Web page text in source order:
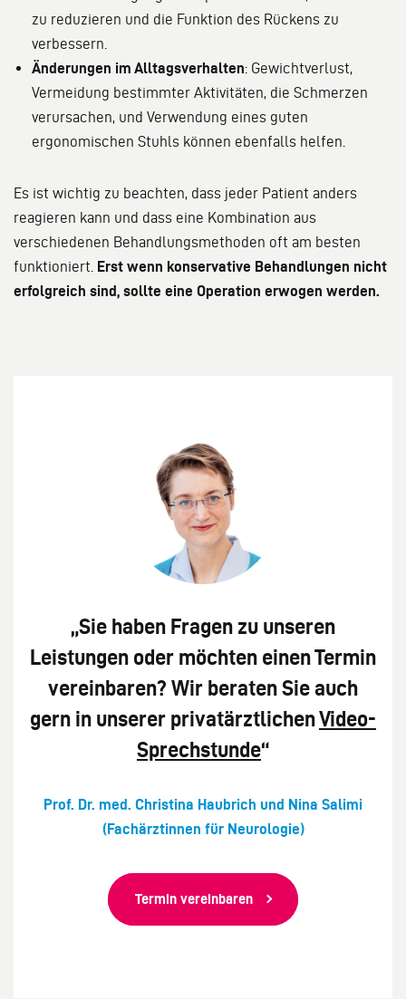
zu reduzieren und die Funktion des Rückens zu
verbessern.
Änderungen im Alltagsverhalten: Gewichtverlust,
Vermeidung bestimmter Aktivitäten, die Schmerzen
verursachen, und Verwendung eines guten
ergonomischen Stuhls können ebenfalls helfen.
Es ist wichtig zu beachten, dass jeder Patient anders
reagieren kann und dass eine Kombination aus
verschiedenen Behandlungsmethoden oft am besten
funktioniert. Erst wenn konservative Behandlungen nicht
erfolgreich sind, sollte eine Operation erwogen werden.
„Sie haben Fragen zu unseren
Leistungen oder möchten einen Termin
vereinbaren? Wir beraten Sie auch
gern in unserer privatärztlichenVideo-
Sprechstunde“
Prof. Dr. med. Christina Haubrich und Nina Salimi
(Fachärztinnen für Neurologie)
Termin vereinbaren